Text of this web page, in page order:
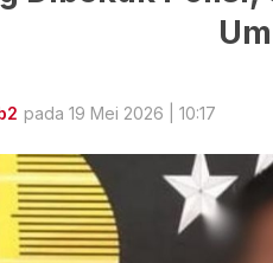
pada 19 Mei 2026 | 10:17